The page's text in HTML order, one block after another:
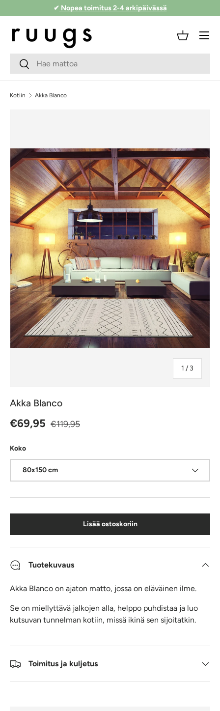
Siirry sisältöön
✔ Nopea toimitus 2-4 arkipäivässä
Hakukenttä
Lähetä
Kori
Valikko
Kotiin Akka Blanco
1 / jostakin
3
Akka Blanco
Alennushinta
€69,95 Normaalihinta
€119,95
Koko
80x150 cm
Lisää ostoskoriin
Tuotekuvaus
Akka Blanco on ajaton matto, jossa on eläväinen ilme.
Se on miellyttävä jalkojen alla, helppo puhdistaa ja luo
kutsuvan tunnelman kotiin, missä ikinä sen sijoitatkin.
Toimitus ja kuljetus